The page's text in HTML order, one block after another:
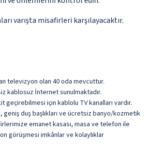
varışta misafirleri karşılayacaktır.
televizyon olan 40 oda mevcuttur.
kablosuz İnternet sunulmaktadır.
geçirebilmesi için kablolu TV kanalları vardır.
geniş duş başlıkları ve ücretsiz banyo/kozmetik
emanet kasası, masa ve telefon ile
görüşmesi imkânlar ve kolaylıklar